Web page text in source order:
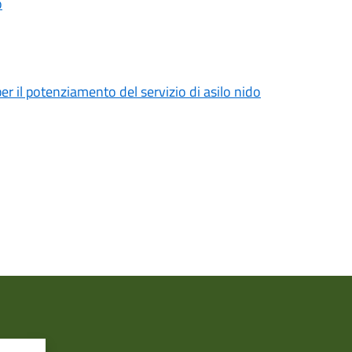
il potenziamento del servizio di asilo nido